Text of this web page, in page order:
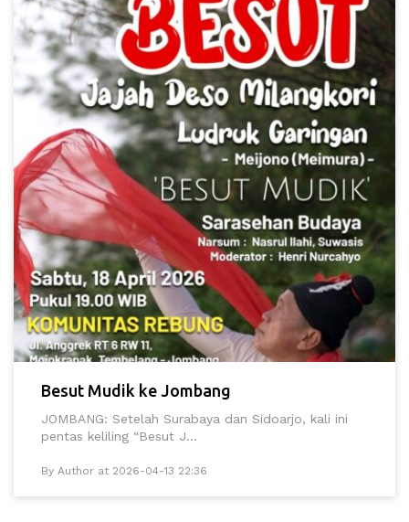
Besut Mudik ke Jombang
JOMBANG: Setelah Surabaya dan Sidoarjo, kali ini
pentas keliling “Besut J...
By Author at 2026-04-13 22:36